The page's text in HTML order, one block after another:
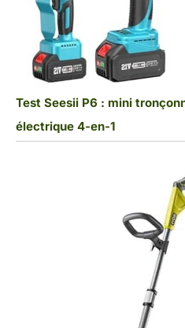
Test Seesii P6 : mini
électrique 4-en-1